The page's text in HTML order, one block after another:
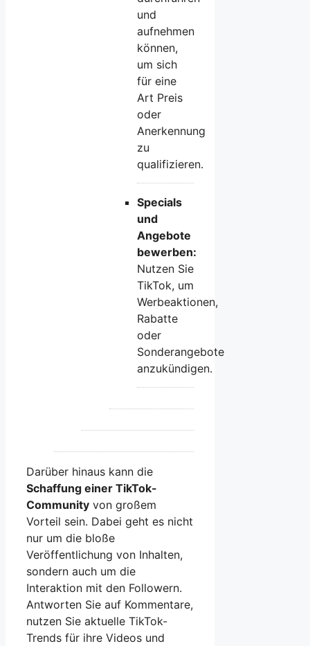
und
aufnehmen
können,
um sich
für eine
Art Preis
oder
Anerkennung
zu
qualifizieren.
Specials
und
Angebote
bewerben:
Nutzen Sie
TikTok, um
Werbeaktionen,
Rabatte
oder
Sonderangebote
anzukündigen.
Darüber hinaus kann die
Schaffung einer TikTok-
Community von großem
Vorteil sein. Dabei geht es nicht
nur um die bloße
Veröffentlichung von Inhalten,
sondern auch um die
Interaktion mit den Followern.
Antworten Sie auf Kommentare,
nutzen Sie aktuelle TikTok-
Trends für ihre Videos und